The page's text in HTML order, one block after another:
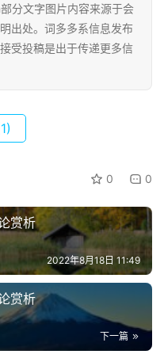
分文字图片内容来源于会
出处。词多多系信息发布
受投稿是出于传递更多信
0 0
赏析
2022年8月18日 11:49
赏析
下一篇